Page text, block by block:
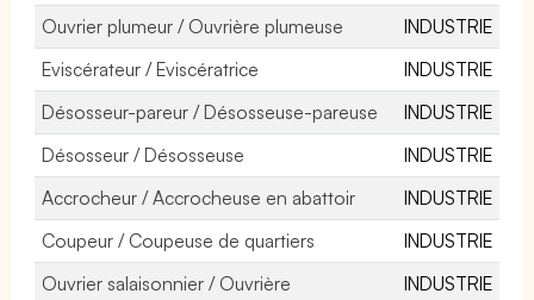
Ouvrier plumeur / Ouvrière plumeuse
INDUSTRIE
Eviscérateur / Eviscératrice
INDUSTRIE
Désosseur-pareur / Désosseuse-pareuse
INDUSTRIE
Désosseur / Désosseuse
INDUSTRIE
Accrocheur / Accrocheuse en abattoir
INDUSTRIE
Coupeur / Coupeuse de quartiers
INDUSTRIE
Ouvrier salaisonnier / Ouvrière
INDUSTRIE